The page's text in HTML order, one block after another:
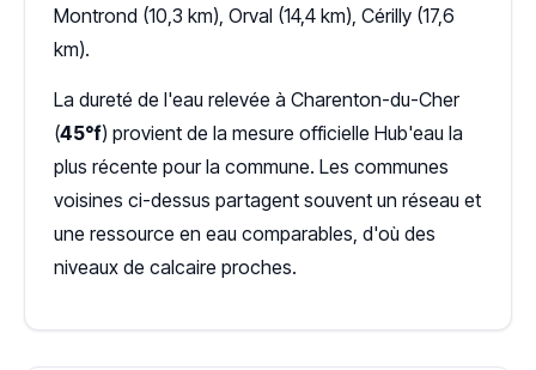
Montrond (10,3 km), Orval (14,4 km), Cérilly (17,6
km).
La dureté de l'eau relevée à Charenton-du-Cher
(45°f) provient de la mesure officielle Hub'eau la
plus récente pour la commune. Les communes
voisines ci-dessus partagent souvent un réseau et
une ressource en eau comparables, d'où des
niveaux de calcaire proches.